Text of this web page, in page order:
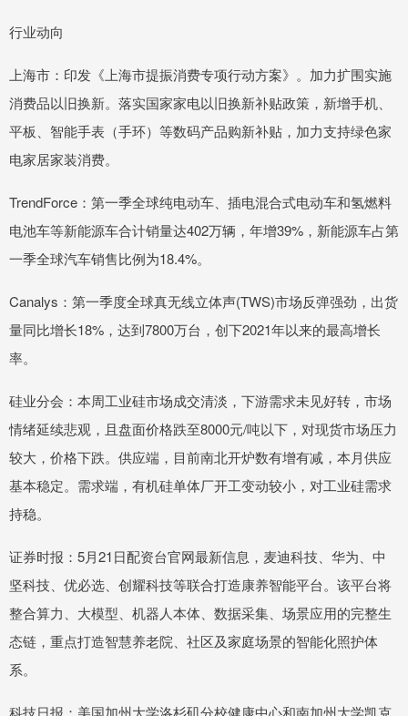
行业动向
上海市：印发《上海市提振消费专项行动方案》。加力扩围实施
消费品以旧换新。落实国家家电以旧换新补贴政策，新增手机、
平板、智能手表（手环）等数码产品购新补贴，加力支持绿色家
电家居家装消费。
TrendForce：第一季全球纯电动车、插电混合式电动车和氢燃料
电池车等新能源车合计销量达402万辆，年增39%，新能源车占第
一季全球汽车销售比例为18.4%。
Canalys：第一季度全球真无线立体声(TWS)市场反弹强劲，出货
量同比增长18%，达到7800万台，创下2021年以来的最高增长
率。
硅业分会：本周工业硅市场成交清淡，下游需求未见好转，市场
情绪延续悲观，且盘面价格跌至8000元/吨以下，对现货市场压力
较大，价格下跌。供应端，目前南北开炉数有增有减，本月供应
基本稳定。需求端，有机硅单体厂开工变动较小，对工业硅需求
持稳。
证券时报：5月21日配资台官网最新信息，麦迪科技、华为、中
坚科技、优必选、创耀科技等联合打造康养智能平台。该平台将
整合算力、大模型、机器人本体、数据采集、场景应用的完整生
态链，重点打造智慧养老院、社区及家庭场景的智能化照护体
系。